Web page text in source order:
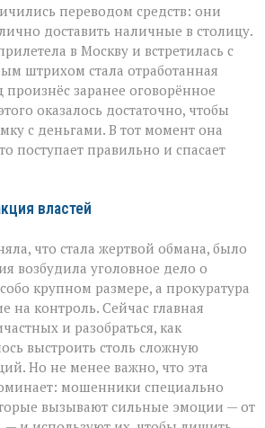
переводом средств: они
доставить наличные в столицу.
в Москву и встретилась с
штрихом стала отработанная
произнёс заранее оговорённое
оказалось достаточно, чтобы
с деньгами. В тот момент она
поступает правильно и спасает
властей
что стала жертвой обмана, было
возбудила уголовное дело о
крупном размере, а прокуратура
на контроль. Сейчас главная
и разобраться, как
выстроить столь сложную
Но не менее важно, что эта
мошенники специально
вызывают сильные эмоции — от